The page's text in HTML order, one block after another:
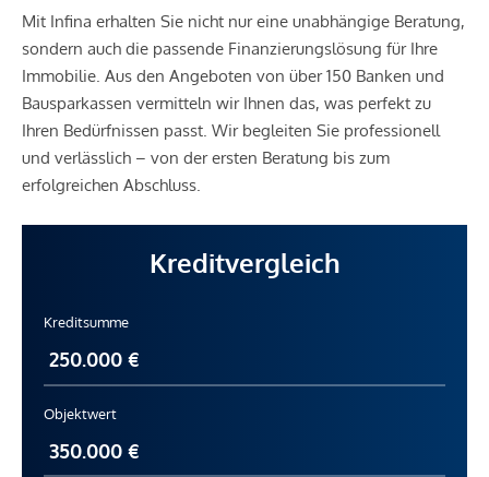
Mit Infina erhalten Sie nicht nur eine unabhängige Beratung,
sondern auch die passende Finanzierungslösung für Ihre
Immobilie. Aus den Angeboten von über 150 Banken und
Bausparkassen vermitteln wir Ihnen das, was perfekt zu
Ihren Bedürfnissen passt. Wir begleiten Sie professionell
und verlässlich – von der ersten Beratung bis zum
erfolgreichen Abschluss.
Kreditvergleich
Kreditsumme
Objektwert